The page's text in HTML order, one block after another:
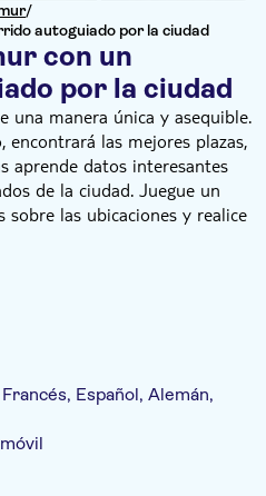
/
autoguiado por la ciudad
con un
por la ciudad
una manera única y asequible.
encontrará las mejores plazas,
aprende datos interesantes
de la ciudad. Juegue un
las ubicaciones y realice
todo en su teléfono
puede decidir dónde se
caracterizado por
incluida la ciudadela de
100 metros sobre el Mosa, es
de la ciudad. Durante este
el campanario y la antigua
la iglesia de Saint-Loup, el
Casino de Namur.
Español, Alemán,